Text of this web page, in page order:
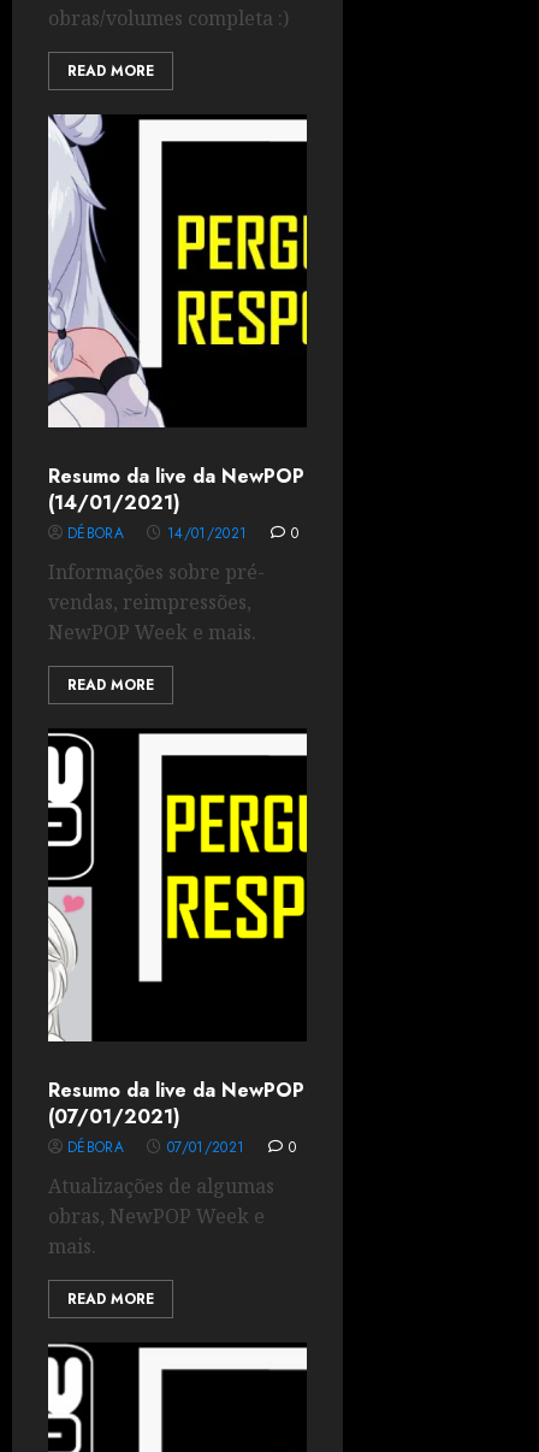
obras/volumes completa :)
READ MORE
Resumo da live da NewPOP
(14/01/2021)
DÉBORA 14/01/2021 0
Informações sobre pré-
vendas, reimpressões,
NewPOP Week e mais.
READ MORE
Resumo da live da NewPOP
(07/01/2021)
DÉBORA 07/01/2021 0
Atualizações de algumas
obras, NewPOP Week e
mais.
READ MORE